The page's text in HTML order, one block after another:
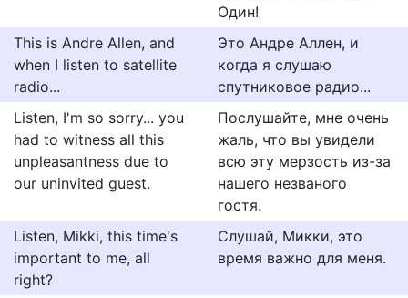
Один!
This is Andre Allen, and
when I listen to satellite
radio...
Это Андре Аллен, и
когда я слушаю
спутниковое радио...
Listen, I'm so sorry... you
had to witness all this
unpleasantness due to
our uninvited guest.
Послушайте, мне очень
жаль, что вы увидели
всю эту мерзость из-за
нашего незваного
гостя.
Listen, Mikki, this time's
important to me, all
right?
Слушай, Микки, это
время важно для меня.